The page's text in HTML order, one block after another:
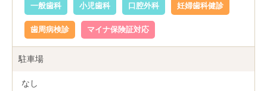
一般歯科 小児歯科 口腔外科 妊婦歯科健診
歯周病検診 マイナ保険証対応
駐車場
なし